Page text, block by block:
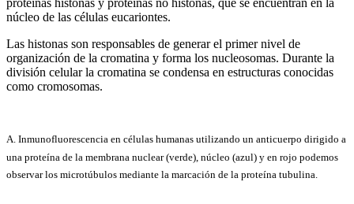
proteínas histonas y proteínas no histonas, que se encuentran en la
núcleo de las células eucariontes.
Las histonas son responsables de generar el primer nivel de
organización de la cromatina y forma los nucleosomas. Durante la
división celular la cromatina se condensa en estructuras conocidas
como cromosomas.
A. Inmunofluorescencia en células humanas utilizando un anticuerpo dirigido a
una proteína de la membrana nuclear (verde), núcleo (azul) y en rojo podemos
observar los microtúbulos mediante la marcación de la proteína tubulina.